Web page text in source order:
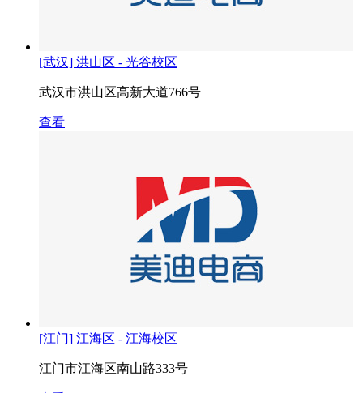
[武汉] 洪山区 - 光谷校区
武汉市洪山区高新大道766号
查看
[江门] 江海区 - 江海校区
江门市江海区南山路333号